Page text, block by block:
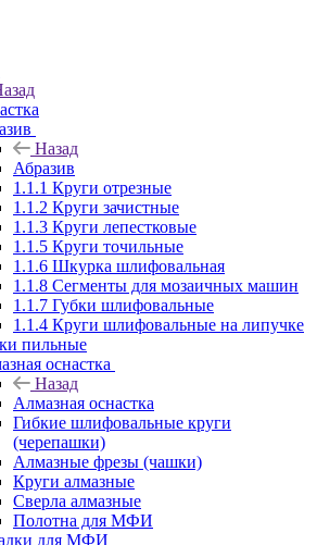
Назад
Абразив
1.1.1 Круги отрезные
1.1.2 Круги зачистные
1.1.3 Круги лепестковые
1.1.5 Круги точильные
1.1.6 Шкурка шлифовальная
1.1.8 Сегменты для мозаичных машин
1.1.7 Губки шлифовальные
1.1.4 Круги шлифовальные на липучке
пильные
оснастка
Назад
Алмазная оснастка
Гибкие шлифовальные круги
(черепашки)
Алмазные фрезы (чашки)
Круги алмазные
Сверла алмазные
Полотна для МФИ
для МФИ